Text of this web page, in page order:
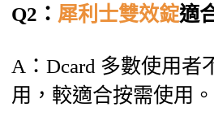
Q2： 犀利士雙效錠適
A：Dcard 多數使用者
用，較適合按需使用。